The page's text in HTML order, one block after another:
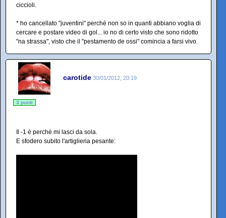
ciccioli.
* ho cancellato "juventini" perché non so in quanti abbiano voglia di
cercare e postare video di gol... io no di certo visto che sono ridotto
"na strassa", visto che il "pestamento de ossi" comincia a farsi vivo.
carotide 30/01/2012, 20:19
3 punti
Il -1 è perchè mi lasci da sola.
E sfodero subito l'artiglieria pesante: